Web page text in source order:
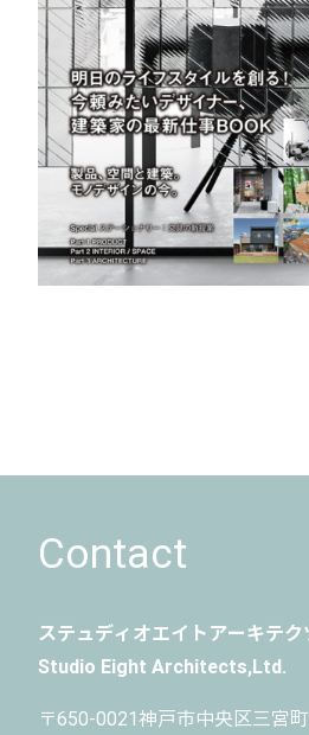
Contact
ステュディオエイトアーキテ
Studio Eight Architects,Ltd.
〒650-0021神戸市中央区三宮